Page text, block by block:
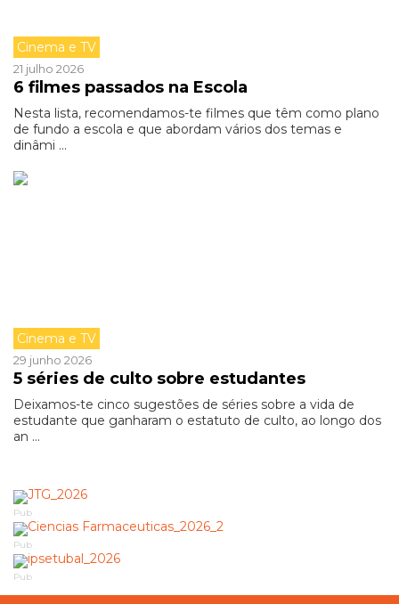
Cinema e TV
21 julho 2026
6 filmes passados na Escola
Nesta lista, recomendamos-te filmes que têm como plano
de fundo a escola e que abordam vários dos temas e
dinâmi ...
Cinema e TV
29 junho 2026
5 séries de culto sobre estudantes
Deixamos-te cinco sugestões de séries sobre a vida de
estudante que ganharam o estatuto de culto, ao longo dos
an ...
Pub
Pub
Pub